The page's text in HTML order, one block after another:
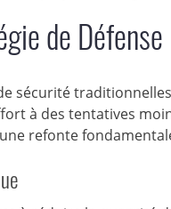
de
sécurité
à des tentatives
refonte